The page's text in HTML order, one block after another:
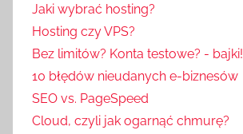
Jaki wybrać hosting?
Hosting czy VPS?
Bez limitów? Konta testowe? - bajki!
10 błędów nieudanych e-biznesów
SEO vs. PageSpeed
Cloud, czyli jak ogarnąć chmurę?